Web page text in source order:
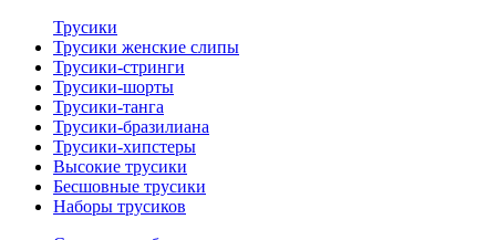
Трусики
Трусики женские слипы
Трусики-стринги
Трусики-шорты
Трусики-танга
Трусики-бразилиана
Трусики-хипстеры
Высокие трусики
Бесшовные трусики
Наборы трусиков